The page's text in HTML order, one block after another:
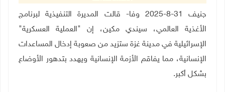
جنيف 31-8-2025 وفا- قالت المديرة التنفيذية لبرنامج
الأغذية العالمي، سيندي مكين، إن "العملية العسكرية"
الإسرائيلية في مدينة غزة ستزيد من صعوبة إدخال المساعدات
الإنسانية، مما يفاقم الأزمة الإنسانية ويهدد بتدهور الأوضاع
بشكل أكبر.